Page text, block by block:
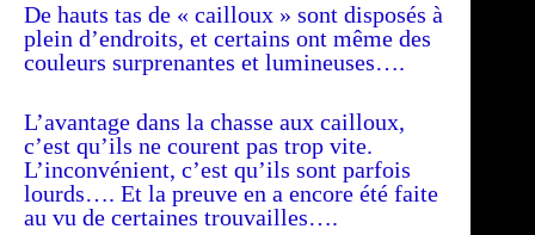
De hauts tas de « cailloux » sont disposés à
plein d’endroits, et certains ont même des
couleurs surprenantes et lumineuses….
L’avantage dans la chasse aux cailloux,
c’est qu’ils ne courent pas trop vite.
L’inconvénient, c’est qu’ils sont parfois
lourds…. Et la preuve en a encore été faite
au vu de certaines trouvailles….